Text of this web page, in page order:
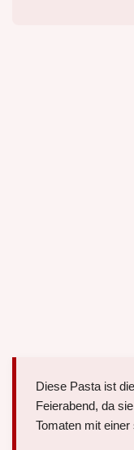
Diese Pasta ist
Feierabend, da
Tomaten mit